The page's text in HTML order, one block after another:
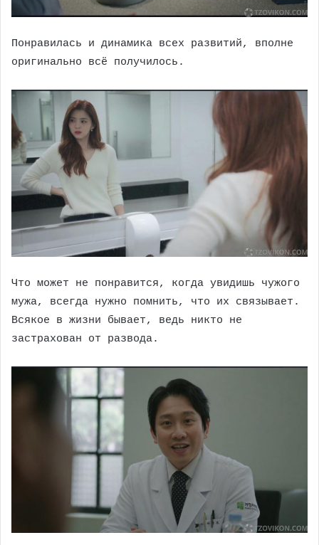
Понравилась и динамика всех развитий, вполне
оригинально всё получилось.
Что может не понравится, когда увидишь чужого
мужа, всегда нужно помнить, что их связывает.
Всякое в жизни бывает, ведь никто не
застрахован от развода.